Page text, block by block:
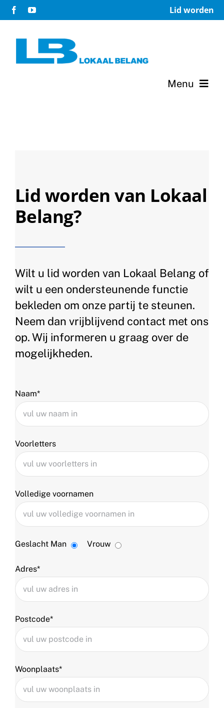
naar
inhoud
Lid worden
Menu
Het bestuur
Lid worden van Lokaal
Belang?
Wilt u lid worden van Lokaal Belang of
wilt u een ondersteunende functie
bekleden om onze partij te steunen.
Neem dan vrijblijvend contact met ons
op. Wij informeren u graag over de
mogelijkheden.
Naam*
Voorletters
Volledige voornamen
Geslacht Man Vrouw
Adres*
Postcode*
Woonplaats*